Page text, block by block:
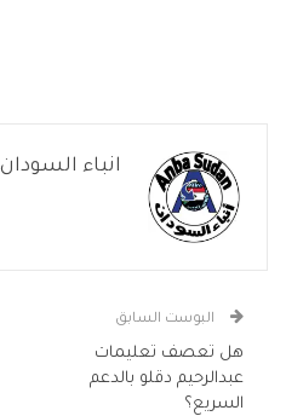
انباء السودان
البوست السابق
هل تعصف تعليمات
عبدالرحيم دقلو بالدعم
السريع؟